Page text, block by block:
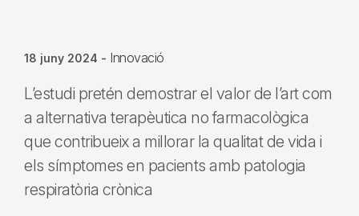
18 juny 2024 - Innovació
L’estudi pretén demostrar el valor de l’art com
a alternativa terapèutica no farmacològica
que contribueix a millorar la qualitat de vida i
els símptomes en pacients amb patologia
respiratòria crònica